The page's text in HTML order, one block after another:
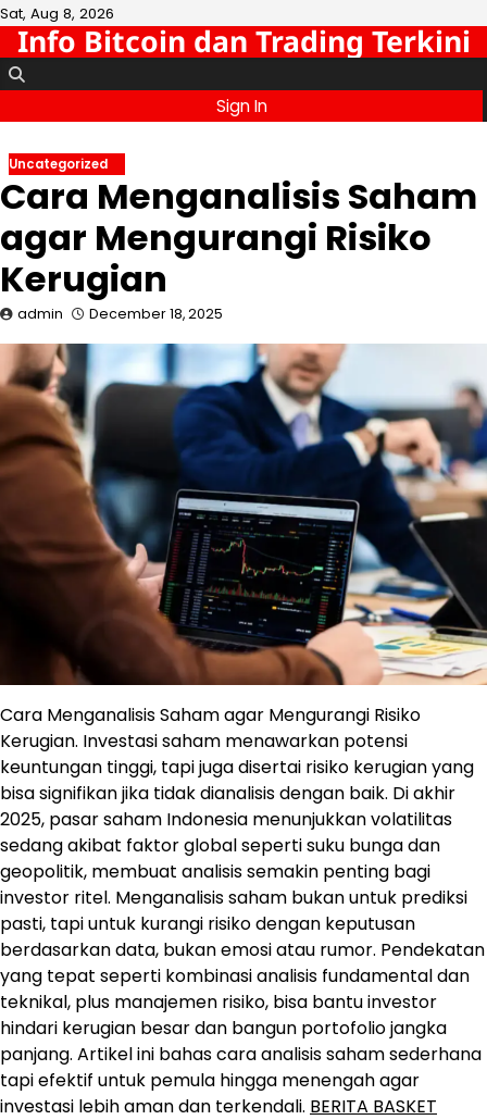
Skip
content
Sat, Aug 8, 2026
Info Bitcoin dan Trading Terkini
Sign In
Uncategorized
Cara Menganalisis Saham
agar Mengurangi Risiko
Kerugian
admin December 18, 2025
Cara Menganalisis Saham agar Mengurangi Risiko
Kerugian. Investasi saham menawarkan potensi
keuntungan tinggi, tapi juga disertai risiko kerugian yang
bisa signifikan jika tidak dianalisis dengan baik. Di akhir
2025, pasar saham Indonesia menunjukkan volatilitas
sedang akibat faktor global seperti suku bunga dan
geopolitik, membuat analisis semakin penting bagi
investor ritel. Menganalisis saham bukan untuk prediksi
pasti, tapi untuk kurangi risiko dengan keputusan
berdasarkan data, bukan emosi atau rumor. Pendekatan
yang tepat seperti kombinasi analisis fundamental dan
teknikal, plus manajemen risiko, bisa bantu investor
hindari kerugian besar dan bangun portofolio jangka
panjang. Artikel ini bahas cara analisis saham sederhana
tapi efektif untuk pemula hingga menengah agar
investasi lebih aman dan terkendali. BERITA BASKET